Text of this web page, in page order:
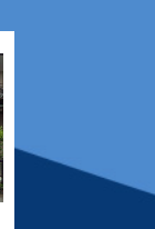
松崎町、下